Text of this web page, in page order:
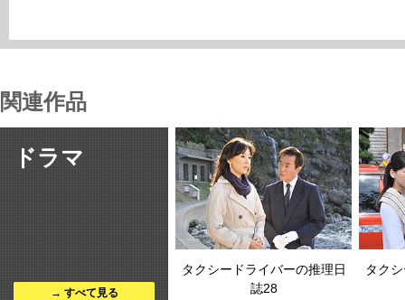
関連作品
ドラマ
すべて見る
タクシードライバーの推理日
誌28
タク